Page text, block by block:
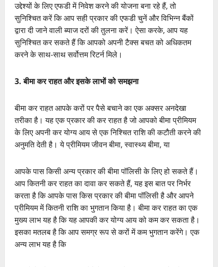
उद्देश्यों के लिए एफडी में निवेश करने की योजना बना रहे हैं, तो
सुनिश्चित करें कि आप सही प्रकार की एफडी चुनें और विभिन्न बैंकों
द्वारा दी जाने वाली ब्याज दरों की तुलना करें। ऐसा करके, आप यह
सुनिश्चित कर सकते हैं कि आपको अपनी टैक्स बचत को अधिकतम
करने के साथ-साथ सर्वोत्तम रिटर्न मिले।
3. बीमा कर राहत और इसके लाभों को समझना
बीमा कर राहत आपके करों पर पैसे बचाने का एक अक्सर अनदेखा
तरीका है। यह एक प्रकार की कर राहत है जो आपको बीमा प्रीमियम
के लिए अपनी कर योग्य आय से एक निश्चित राशि की कटौती करने की
अनुमति देती है। ये प्रीमियम जीवन बीमा, स्वास्थ्य बीमा, या
आपके पास किसी अन्य प्रकार की बीमा पॉलिसी के लिए हो सकते हैं।
आप कितनी कर राहत का दावा कर सकते हैं, यह इस बात पर निर्भर
करता है कि आपके पास किस प्रकार की बीमा पॉलिसी है और आपने
प्रीमियम में कितनी राशि का भुगतान किया है। बीमा कर राहत का एक
मुख्य लाभ यह है कि यह आपकी कर योग्य आय को कम कर सकता है।
इसका मतलब है कि आप समग्र रूप से करों में कम भुगतान करेंगे। एक
अन्य लाभ यह है कि